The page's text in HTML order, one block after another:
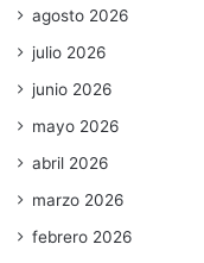
agosto 2026
julio 2026
junio 2026
mayo 2026
abril 2026
marzo 2026
febrero 2026